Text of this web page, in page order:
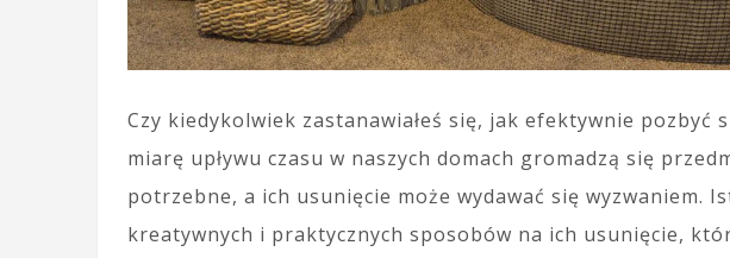
Czy kiedykolwiek zastanawiałeś się, jak efektywnie pozbyć
miarę upływu czasu w naszych domach gromadzą się
potrzebne, a ich usunięcie może wydawać się wyzwaniem.
kreatywnych i praktycznych sposobów na ich usunięcie,